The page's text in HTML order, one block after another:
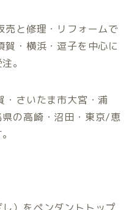
と修理・リフォームで
・横浜・逗子を中心に
。
さいたま市大宮・浦
の高崎・沼田・東京/恵